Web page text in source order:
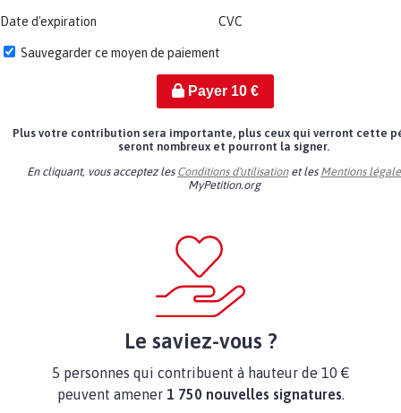
Date d'expiration CVC
Sauvegarder ce moyen de paiement
Payer 10€
Plus votre contribution sera importante, plus ceux qui verront cette
seront nombreux et pourront la signer.
En cliquant, vous acceptez les Conditions d'utilisationet les Mentions
MyPetition.org
Le saviez-vous ?
5 personnes qui contribuent à hauteur de 10 €
peuvent amener 1 750 nouvelles signatures.